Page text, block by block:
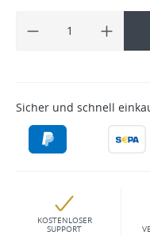
Sicher und schnell
KOSTENLOSER
SUPPORT